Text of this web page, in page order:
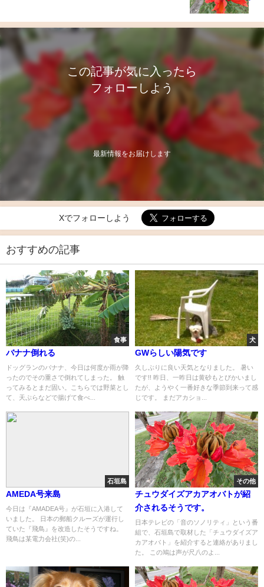
この記事が気に入ったら
フォローしよう
最新情報をお届けします
Xでフォローしよう
おすすめの記事
食事
バナナ倒れる
ドッグランのバナナ、今日は何度か雨が降
ったのでその重さで倒れてしまった。 触
ってみるとまだ固い。こちらでは野菜とし
て、天ぷらなどで揚げて食べ...
犬
GWらしい陽気です
久しぶりに良い天気となりました。 暑い
です!! 昨日、一昨日は黄砂もとびかいまし
たが、ようやく一番好きな季節到来って感
じです。 まだアカショ...
石垣島
AMEDA号来島
今日は『AMADEA号』が石垣に入港して
いました。 日本の郵船クルーズが運行し
ていた『飛鳥』を改造したそうですね。
飛鳥は某電力会社(笑)の...
その他
チュウダイズアカアオバトが紹
介されるそうです。
日本テレビの「音のソノリティ」という番
組で、石垣島で取材した「チュウダイズア
カアオバト」を紹介すると連絡がありまし
た。 この鳩は声が尺八のよ...